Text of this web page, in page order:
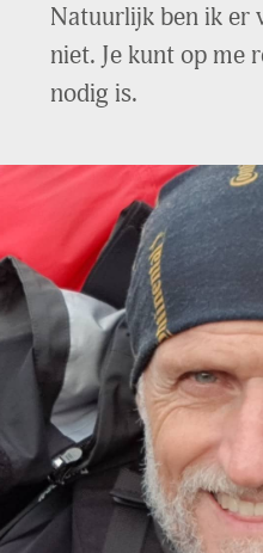
Natuurlijk ben ik er
niet. Je kunt op me
nodig is.